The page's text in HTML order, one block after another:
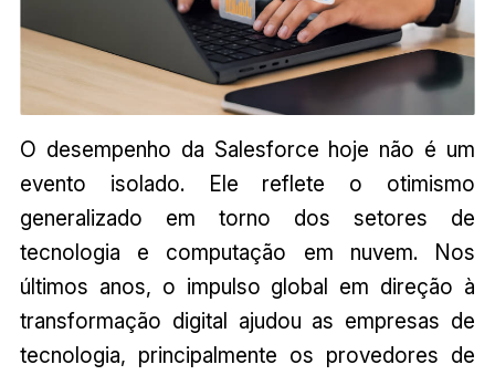
O desempenho da Salesforce hoje não é um
evento isolado. Ele reflete o otimismo
generalizado em torno dos setores de
tecnologia e computação em nuvem. Nos
últimos anos, o impulso global em direção à
transformação digital ajudou as empresas de
tecnologia, principalmente os provedores de